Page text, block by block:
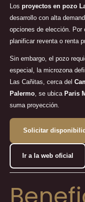
Los proyectos en pozo
desarrollo con alta
opciones de elección.
planificar reventa o renta
Sin embargo, el pozo
especial, la microzona
Las Cañitas, cerca del
Palermo, se ubica Paris
suma proyección.
Solicitar
Ir a la web oficial